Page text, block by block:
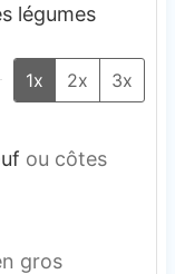
légumes
1x 2x 3x
ou côtes
gros